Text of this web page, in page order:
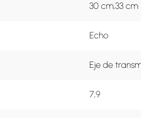
30 cm,33 cm
Echo
Eje de
7,9